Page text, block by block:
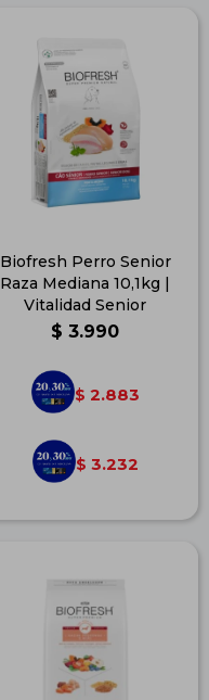
Biofresh Perro Senior
Raza Mediana 10,1kg |
Vitalidad Senior
$ 3.990
$ 2.883
$ 3.232